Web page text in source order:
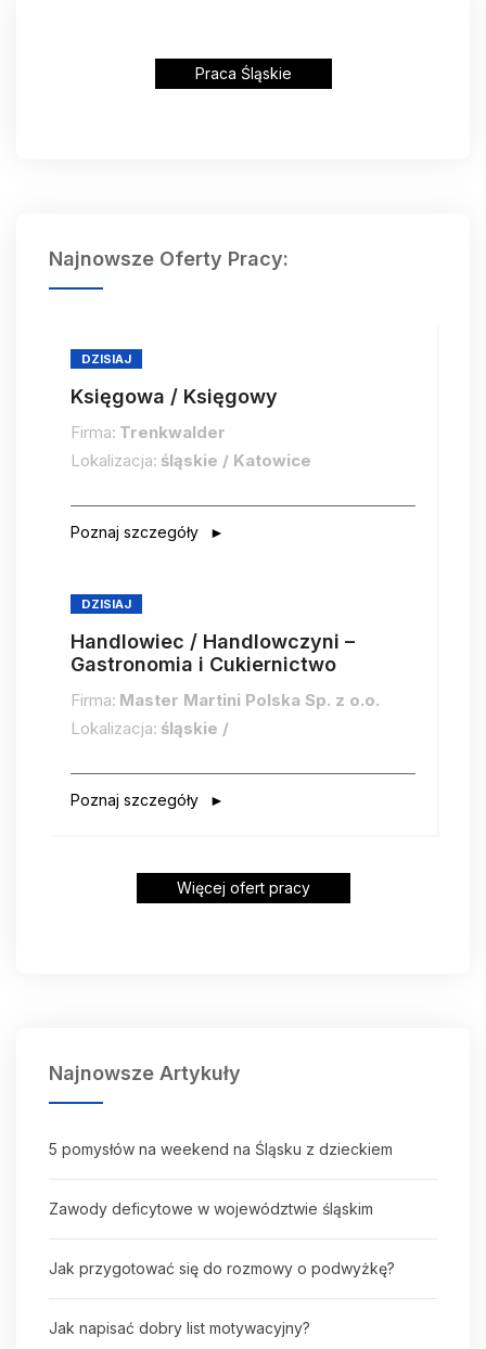
Praca Śląskie
Najnowsze Oferty Pracy:
DZISIAJ
Księgowa / Księgowy
Firma: Trenkwalder
Lokalizacja: śląskie / Katowice
Poznaj szczegóły
DZISIAJ
Handlowiec / Handlowczyni –
Gastronomia i Cukiernictwo
Firma: Master Martini Polska Sp. z o.o.
Lokalizacja: śląskie /
Poznaj szczegóły
Więcej ofert pracy
Najnowsze Artykuły
5 pomysłów na weekend na Śląsku z dzieckiem
Zawody deficytowe w województwie śląskim
Jak przygotować się do rozmowy o podwyżkę?
Jak napisać dobry list motywacyjny?